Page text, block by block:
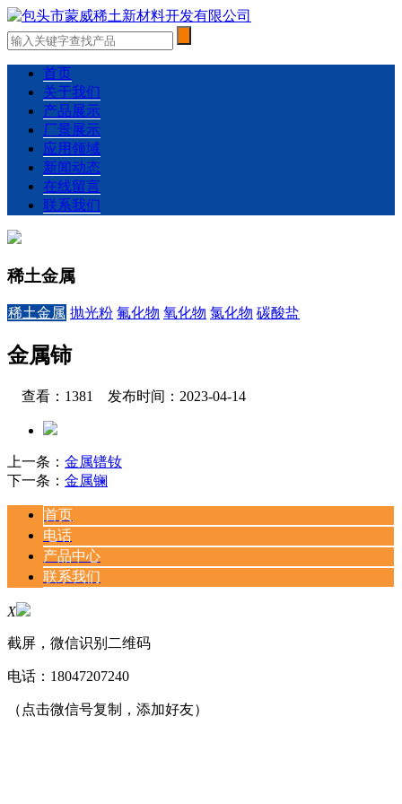
首页
关于我们
产品展示
厂景展示
应用领域
新闻动态
在线留言
联系我们
稀土金属
稀土金属 抛光粉 氟化物 氧化物 氯化物 碳酸盐
金属铈
查看：1381 发布时间：2023-04-14
上一条： 金属镨钕
下一条： 金属镧
首页
电话
产品中心
联系我们
X
截屏，微信识别二维码
电话： 18047207240
（点击微信号复制，添加好友）